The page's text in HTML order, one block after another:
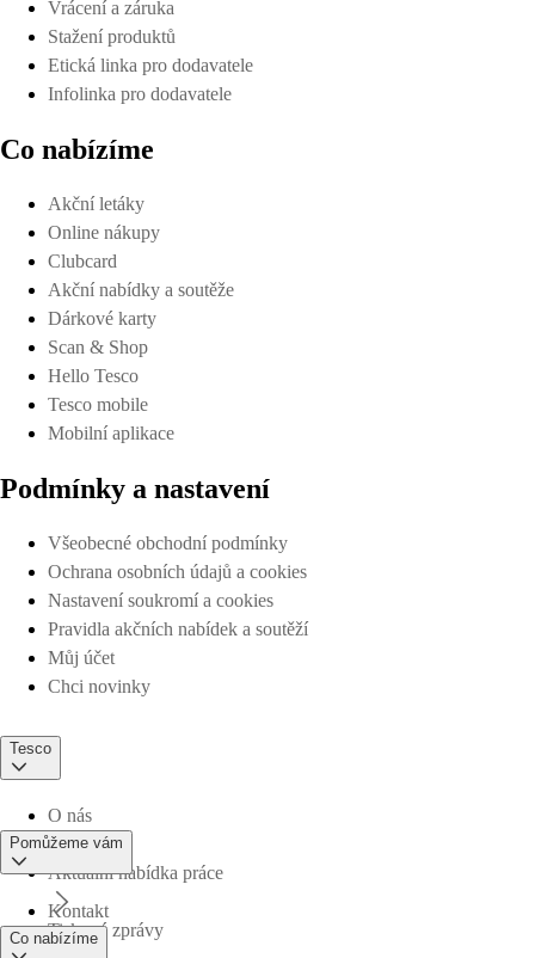
Vrácení a záruka
Stažení produktů
Etická linka pro dodavatele
Infolinka pro dodavatele
Co nabízíme
Akční letáky
Online nákupy
Clubcard
Akční nabídky a soutěže
Dárkové karty
Scan & Shop
Hello Tesco
Tesco mobile
Mobilní aplikace
Podmínky a nastavení
Všeobecné obchodní podmínky
Ochrana osobních údajů a cookies
Nastavení soukromí a cookies
Pravidla akčních nabídek a soutěží
Můj účet
Chci novinky
Tesco
O nás
Aktuální nabídka práce
Tiskové zprávy
Pomůžeme vám
Kontakt
Co nabízíme